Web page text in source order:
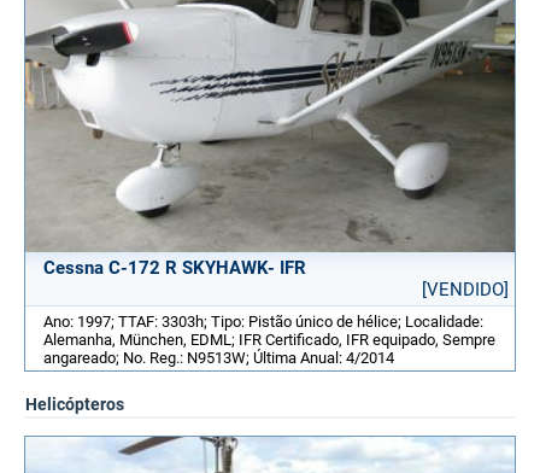
Cessna C-172 R SKYHAWK- IFR
[VENDIDO]
Ano: 1997; TTAF: 3303h; Tipo: Pistão único de hélice; Localidade:
Alemanha, München, EDML; IFR Certificado, IFR equipado, Sempre
angareado; No. Reg.: N9513W; Última Anual: 4/2014
Helicópteros